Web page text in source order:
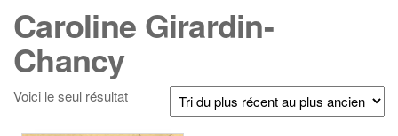
Caroline Girardin-
Chancy
Voici le seul résultat